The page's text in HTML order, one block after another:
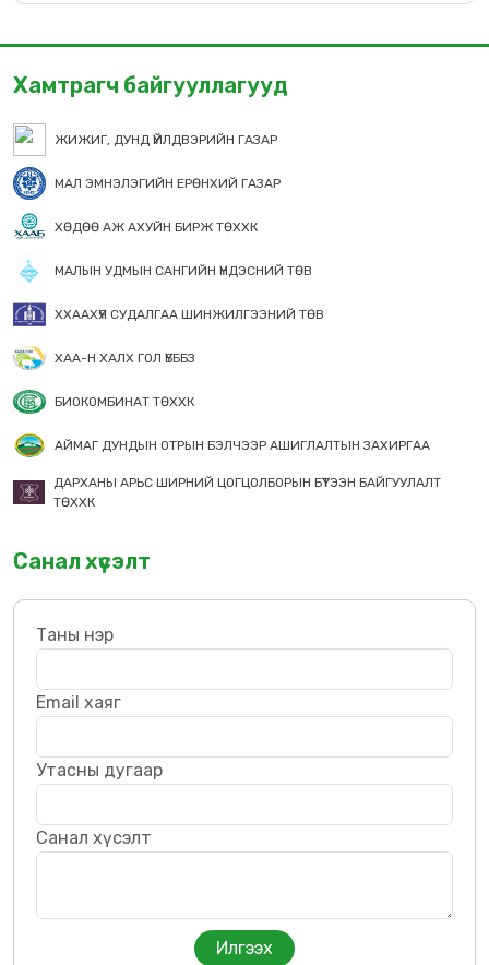
Хамтрагч байгууллагууд
ЖИЖИГ, ДУНД ҮЙЛДВЭРИЙН ГАЗАР
МАЛ ЭМНЭЛЭГИЙН ЕРӨНХИЙ ГАЗАР
ХӨДӨӨ АЖ АХУЙН БИРЖ ТӨХХК
МАЛЫН УДМЫН САНГИЙН ҮНДЭСНИЙ ТӨВ
ХХААХҮЯ СУДАЛГАА ШИНЖИЛГЭЭНИЙ ТӨВ
ХАА-Н ХАЛХ ГОЛ ҮБББЗ
БИОКОМБИНАТ ТӨХХК
АЙМАГ ДУНДЫН ОТРЫН БЭЛЧЭЭР АШИГЛАЛТЫН ЗАХИРГАА
ДАРХАНЫ АРЬС ШИРНИЙ ЦОГЦОЛБОРЫН БҮТЭЭН БАЙГУУЛАЛТ
ТӨХХК
Санал хүсэлт
Таны нэр
Email хаяг
Утасны дугаар
Санал хүсэлт